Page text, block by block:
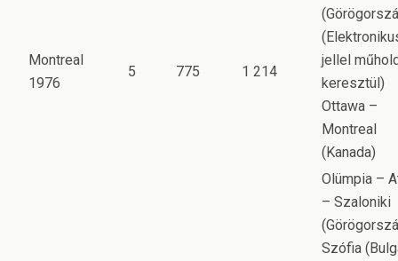
Montreal
1976
5 775 1 214
jellel
keresztül)
Ottawa –
Montreal
(Kanada)
Olümpia –
– Szaloniki
Szófia